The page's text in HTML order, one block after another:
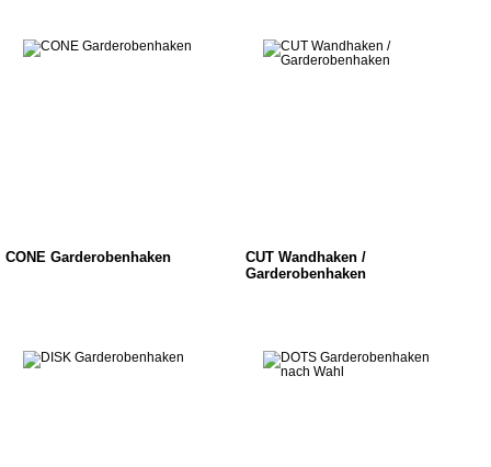
CONE Garderobenhaken
CUT Wandhaken /
Garderobenhaken